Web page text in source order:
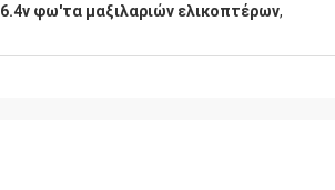
6.4v φω'τα μαξιλαριών ελικοπτέρων,